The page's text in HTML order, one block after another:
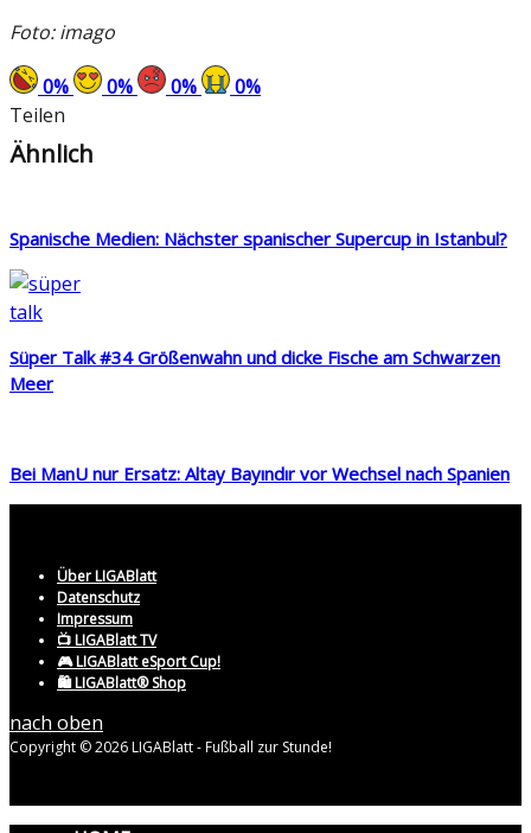
Foto: imago
0% 0% 0% 0%
Teilen
Ähnlich
Spanische Medien: Nächster spanischer Supercup in Istanbul?
Süper Talk #34 Größenwahn und dicke Fische am Schwarzen
Meer
Bei ManU nur Ersatz: Altay Bayındır vor Wechsel nach Spanien
Über LIGABlatt
Datenschutz
Impressum
📺 LIGABlatt TV
🎮 LIGABlatt eSport Cup!
🛍️ LIGABlatt® Shop
nach oben
Copyright © 2026 LIGABlatt - Fußball zur Stunde!